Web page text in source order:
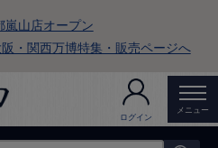
嵐山店オープン
・関西万博特集・販売ページへ
ログイン
メニュー